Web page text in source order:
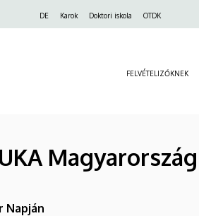
DE Karok Doktori iskola OTDK
FELVÉTELIZŐKNEK
Napján